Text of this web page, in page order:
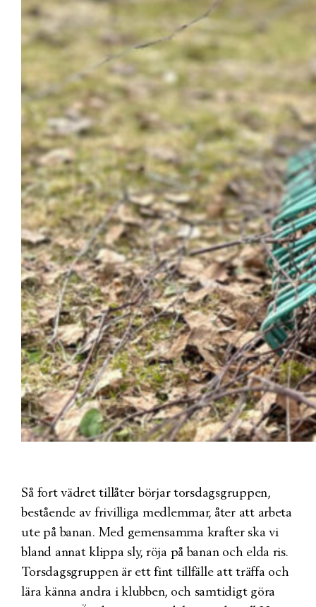
Så fort vädret tillåter börjar torsdagsgruppen,
bestående av frivilliga medlemmar, åter att arbeta
ute på banan. Med gemensamma krafter ska vi
bland annat klippa sly, röja på banan och elda ris.
Torsdagsgruppen är ett fint tillfälle att träffa och
lära känna andra i klubben, och samtidigt göra